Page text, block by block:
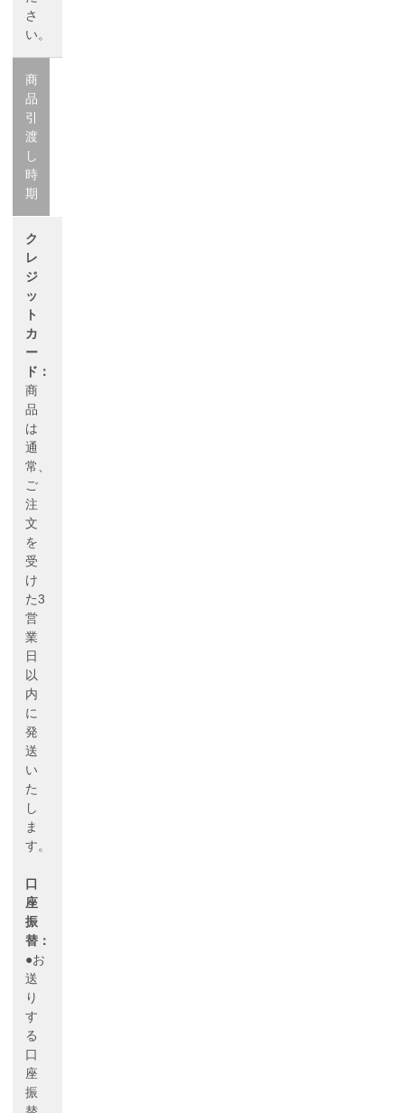
さ
い。
商
品
引
渡
し
時
期
ク
レ
ジ
ッ
ト
カ
ー
ド：
商
品
は
通
常、
ご
注
文
を
受
け
た3
営
業
日
以
内
に
発
送
い
た
し
ま
す。
口
座
振
替：
●お
送
り
す
る
口
座
振